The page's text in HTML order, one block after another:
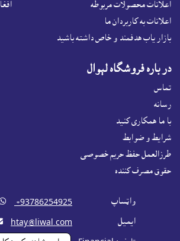
اعلانات محصولات مربوطه
اعلانات به کاربردان ما
بازار ياب هدفمند و خاص داشته باشيد
در باره فروشگاه لېوال
تماس
رسانه
با ما همکاری کنید
شرايط و ضوابط
طرزالعمل حفظ حریم خصوصی
حقوق مصرف کننده
واټساپ ‎ +93786254925
ايميل htay@liwal.com